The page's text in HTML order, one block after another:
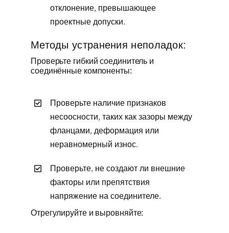
отклонение, превышающее
проектные допуски.
Методы устранения неполадок:
Проверьте гибкий соединитель и
соединённые компоненты:
Проверьте наличие признаков
несоосности, таких как зазоры между
фланцами, деформация или
неравномерный износ.
Проверьте, не создают ли внешние
факторы или препятствия
напряжение на соединителе.
Отрегулируйте и выровняйте: